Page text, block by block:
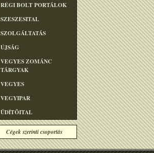
RÉGI BOLT PORTÁLOK
SZESZESITAL
SZOLGÁLTATÁS
ÚJSÁG
VEGYES ZOMÁNC
TÁRGYAK
VEGYES
VEGYIPAR
ÜDÍTÕITAL
Cégek szerinti csoportás